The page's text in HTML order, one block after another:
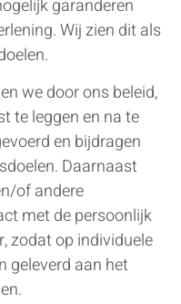
garanderen
Wij zien dit als
we door ons beleid,
te leggen en na te
en bijdragen
Daarnaast
of andere
met de persoonlijk
zodat op individuele
geleverd aan het